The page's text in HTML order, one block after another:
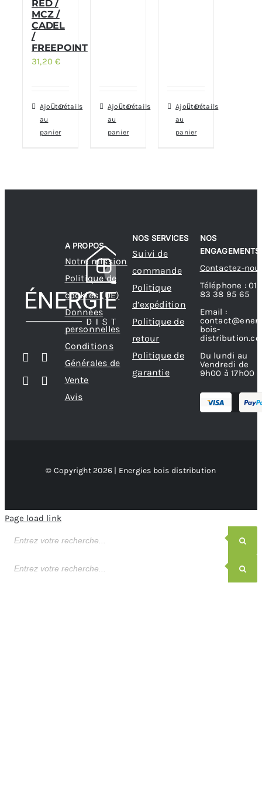
RED /
MCZ /
CADEL
/
FREEPOINT
31,20€
Ajouter
au
panier
Détails
Ajouter
au
panier
Détails
Ajouter
au
panier
Détails
A PROPOS
Notre mission
Politique de
cookies (UE)
Données
personnelles
Conditions
Générales de
Vente
Avis
NOS SERVICES
Suivi de
commande
Politique
d’expédition
Politique de
retour
Politique de
garantie
NOS
ENGAGEMENTS
Contactez-
Téléphone : 01
83 38 95 65
Email :
bois-
Du lundi au
Vendredi de
9h00 à 17h00
© Copyright 2026 | Energies bois distribution
Page load link
de
de